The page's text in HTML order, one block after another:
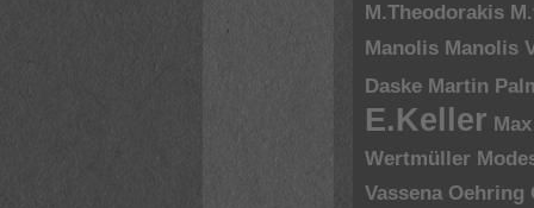
M.Theodorakis
Manolis Manolis
Daske Martin
E.Keller
Wertmüller
Vassena Oehring